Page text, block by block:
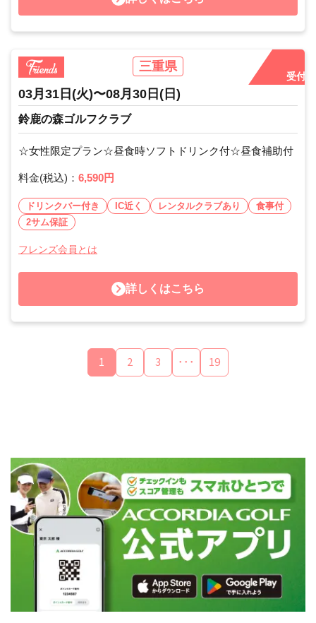
三重県
受付中
03月31日 (火)〜08月30日 (日)
鈴鹿の森ゴルフクラブ
☆女性限定プラン☆昼食時ソフトドリンク付☆昼食補助付
料金(税込)： 6,590円
ドリンクバー付き IC近く レンタルクラブあり
食事付
2サム保証
フレンズ会員とは
詳しくはこちら
1 2 3 ･･･ 19